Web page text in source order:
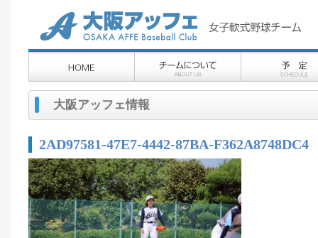
大阪アッフェ情報
2AD97581-47E7-4442-87BA-F362A8748DC4